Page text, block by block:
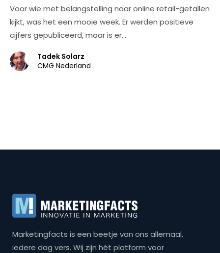
Voor wie met belangstelling naar online retail-getallen
kijkt, was het een mooie week. Er werden positieve
cijfers gepubliceerd, maar is er…
Tadek Solarz
CMG Nederland
Marketingfacts is een beetje van ons allemaal,
iedere dag vers. Wij zijn hét platform voor